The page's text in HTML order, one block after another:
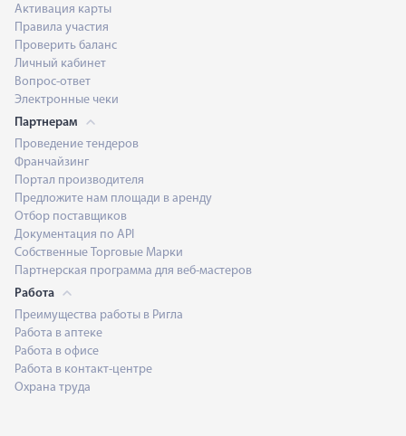
Активация карты
Правила участия
Проверить баланс
Личный кабинет
Вопрос-ответ
Электронные чеки
Партнерам
Проведение тендеров
Франчайзинг
Портал производителя
Предложите нам площади в аренду
Отбор поставщиков
Документация по API
Собственные Торговые Марки
Партнерская программа для веб-мастеров
Работа
Преимущества работы в Ригла
Работа в аптеке
Работа в офисе
Работа в контакт-центре
Охрана труда